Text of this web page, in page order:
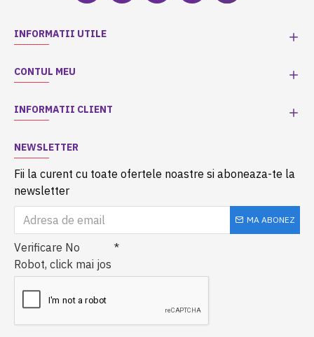
INFORMATII UTILE
CONTUL MEU
INFORMATII CLIENT
NEWSLETTER
Fii la curent cu toate ofertele noastre si aboneaza-te la
newsletter
MA ABONEZ
Verificare No
Robot, click mai jos